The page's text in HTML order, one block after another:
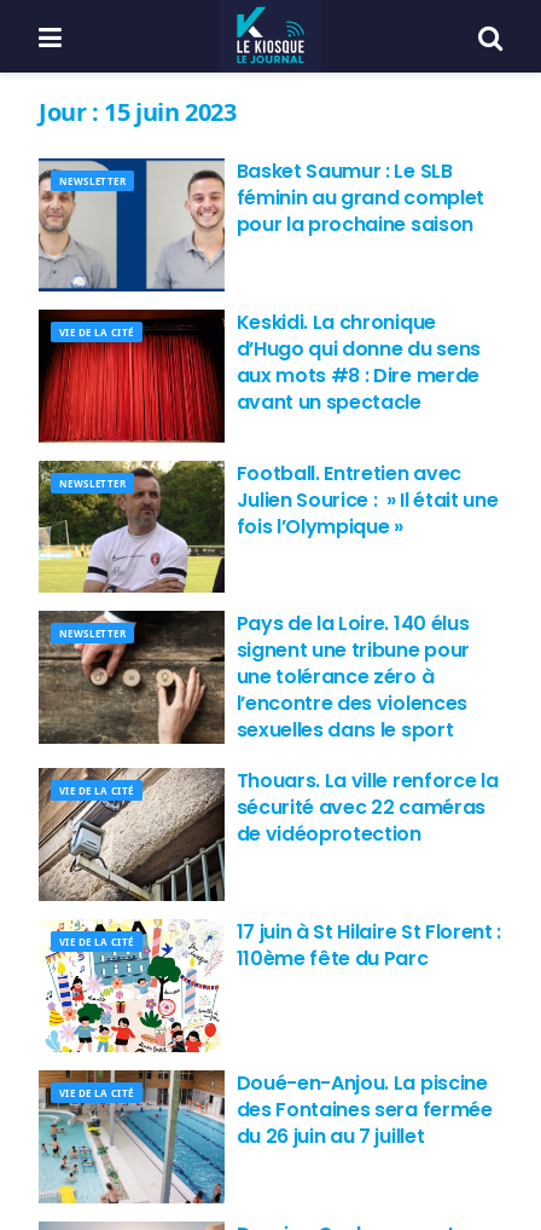
Jour : 15 juin 2023
NEWSLETTER
Basket Saumur : Le SLB
féminin au grand complet
pour la prochaine saison
VIE DE LA CITÉ
Keskidi. La chronique
d’Hugo qui donne du sens
aux mots #8 : Dire merde
avant un spectacle
NEWSLETTER
Football. Entretien avec
Julien Sourice : » Il était une
fois l’Olympique »
NEWSLETTER
Pays de la Loire. 140 élus
signent une tribune pour
une tolérance zéro à
l’encontre des violences
sexuelles dans le sport
VIE DE LA CITÉ
Thouars. La ville renforce la
sécurité avec 22 caméras
de vidéoprotection
VIE DE LA CITÉ
17 juin à St Hilaire St Florent :
110ème fête du Parc
VIE DE LA CITÉ
Doué-en-Anjou. La piscine
des Fontaines sera fermée
du 26 juin au 7 juillet